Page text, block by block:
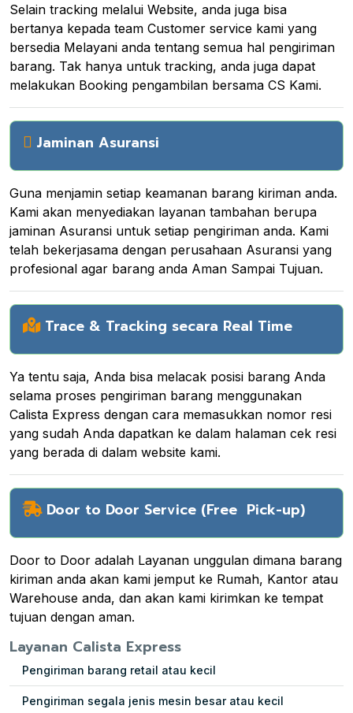
Selain tracking melalui Website, anda juga bisa
bertanya kepada team Customer service kami yang
bersedia Melayani anda tentang semua hal pengiriman
barang. Tak hanya untuk tracking, anda juga dapat
melakukan Booking pengambilan bersama CS Kami.
Jaminan Asuransi
Guna menjamin setiap keamanan barang kiriman anda.
Kami akan menyediakan layanan tambahan berupa
jaminan Asuransi untuk setiap pengiriman anda. Kami
telah bekerjasama dengan perusahaan Asuransi yang
profesional agar barang anda Aman Sampai Tujuan.
Trace & Tracking secara Real Time
Ya tentu saja, Anda bisa melacak posisi barang Anda
selama proses pengiriman barang menggunakan
Calista Express dengan cara memasukkan nomor resi
yang sudah Anda dapatkan ke dalam halaman cek resi
yang berada di dalam website kami.
Door to Door Service (Free Pick-up)
Door to Door adalah Layanan unggulan dimana barang
kiriman anda akan kami jemput ke Rumah, Kantor atau
Warehouse anda, dan akan kami kirimkan ke tempat
tujuan dengan aman.
Layanan Calista Express
Pengiriman barang retail atau kecil
Pengiriman segala jenis mesin besar atau kecil